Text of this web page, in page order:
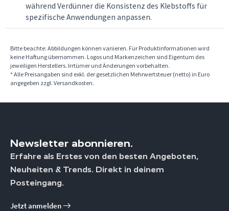
während Verdünner die Konsistenz des Klebstoffs für
spezifische Anwendungen anpassen.
Bitte beachte: Abbildungen können variieren. Für Produktinformationen wird
keine Haftung übernommen. Logos und Markenzeichen sind Eigentum des
jeweiligen Herstellers. Irrtümer und Änderungen vorbehalten.
* Alle Preisangaben sind exkl. der gesetzlichen Mehrwertsteuer (netto) in Euro
angegeben zzgl. Versandkosten.
Newsletter abonnieren.
Erfahre als Erstes von den besten Angeboten,
Neuheiten & Trends. Direkt in deinem
Posteingang.
Jetzt anmelden